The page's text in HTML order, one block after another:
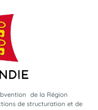
de la Région
de structuration et de